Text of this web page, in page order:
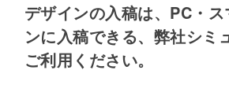
デザインの入稿は、PC・
ンに入稿できる、弊社シミ
ご利用ください。